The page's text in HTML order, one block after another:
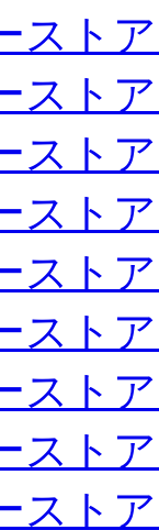
スト
スト
スト
スト
スト
スト
スト
スト
スト